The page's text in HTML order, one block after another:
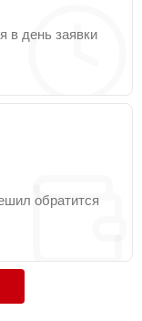
в день заявки
обратится